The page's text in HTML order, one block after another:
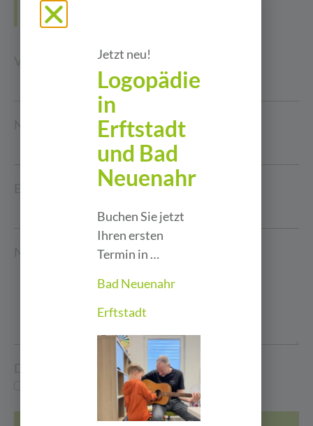
Kontaktformular
Ich akzeptiere dieDatenschutzerklärung
Jetzt neu!
Logopädie
in
Erftstadt
und Bad
Neuenahr
Buchen Sie jetzt
Ihren ersten
Termin in …
Bad Neuenahr
Erftstadt